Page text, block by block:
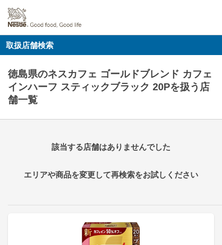
取扱店舗検索
徳島県のネスカフェ ゴールドブレンド カフェ
インハーフ スティックブラック 20Pを扱う店
舗一覧
該当する店舗はありませんでした
エリアや商品を変更して再検索をお試しください